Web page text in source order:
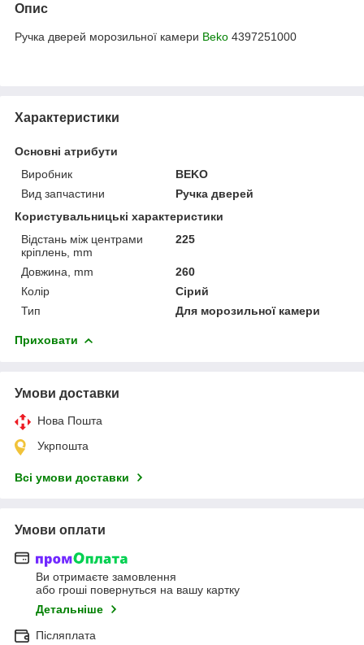
Опис
Ручка дверей морозильної камери Beko 4397251000
Характеристики
Основні атрибути
Виробник
BEKO
Вид запчастини
Ручка дверей
Користувальницькі характеристики
Відстань між центрами
кріплень, mm
225
Довжина, mm
260
Колір
Сірий
Тип
Для морозильної камери
Приховати
Умови доставки
Нова Пошта
Укрпошта
Всі умови доставки
Умови оплати
Ви отримаєте замовлення
або гроші повернуться на вашу картку
Детальніше
Післяплата